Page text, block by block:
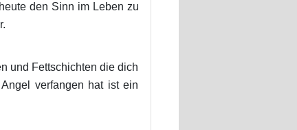
den Sinn im Leben zu
und Fettschichten die dich
verfangen hat ist ein